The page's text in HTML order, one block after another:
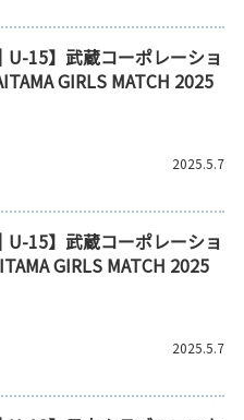
U-15】武蔵コーポレーショ
GIRLS MATCH 2025
2025.5.7
U-15】武蔵コーポレーショ
GIRLS MATCH 2025
2025.5.7